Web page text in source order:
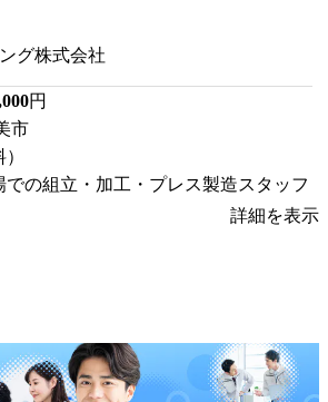
グ株式会社
円
市
での組立・加工・プレス製造スタッフ
詳細を表示